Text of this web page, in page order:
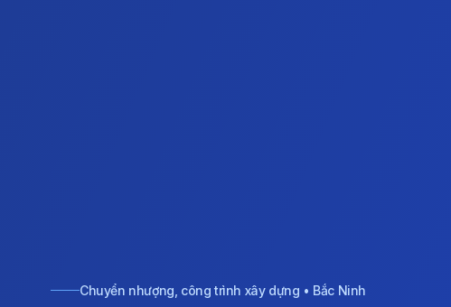
Chuyển nhượng, công trình xây dựng • Bắc Ninh